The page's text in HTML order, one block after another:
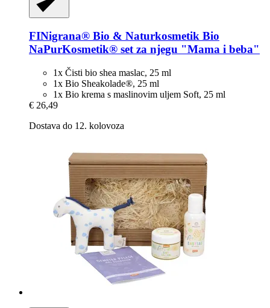
FINigrana® Bio & Naturkosmetik Bio
NaPurKosmetik® set za njegu "Mama i beba"
1x Čisti bio shea maslac, 25 ml
1x Bio Sheakolade®, 25 ml
1x Bio krema s maslinovim uljem Soft, 25 ml
€ 26,49
Dostava do 12. kolovoza